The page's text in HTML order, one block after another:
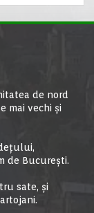
de nord
mai vechi şi
de Bucureşti.
sate, și